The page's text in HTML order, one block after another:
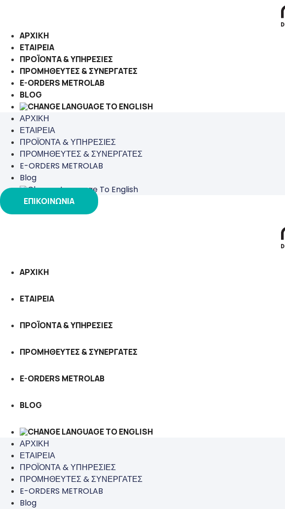
ΑΡΧΙΚΗ
ΕΤΑΙΡΕΙΑ
ΠΡΟΪΟΝΤΑ & ΥΠΗΡΕΣΙΕΣ
ΠΡΟΜΗΘΕΥΤΕΣ & ΣΥΝΕΡΓΑΤΕΣ
E-ORDERS METROLAB
BLOG
ΑΡΧΙΚΗ
ΕΤΑΙΡΕΙΑ
ΠΡΟΪΟΝΤΑ & ΥΠΗΡΕΣΙΕΣ
ΠΡΟΜΗΘΕΥΤΕΣ & ΣΥΝΕΡΓΑΤΕΣ
E-ORDERS METROLAB
Blog
ΕΠΙΚΟΙΝΩΝΙΑ
ΑΡΧΙΚΗ
ΕΤΑΙΡΕΙΑ
ΠΡΟΪΟΝΤΑ & ΥΠΗΡΕΣΙΕΣ
ΠΡΟΜΗΘΕΥΤΕΣ & ΣΥΝΕΡΓΑΤΕΣ
E-ORDERS METROLAB
BLOG
ΑΡΧΙΚΗ
ΕΤΑΙΡΕΙΑ
ΠΡΟΪΟΝΤΑ & ΥΠΗΡΕΣΙΕΣ
ΠΡΟΜΗΘΕΥΤΕΣ & ΣΥΝΕΡΓΑΤΕΣ
E-ORDERS METROLAB
Blog